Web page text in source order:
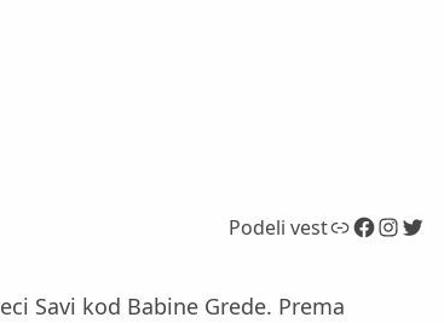
Podeli vestLink Facebook InstagramTwitter
Savi kod Babine Grede. Prema